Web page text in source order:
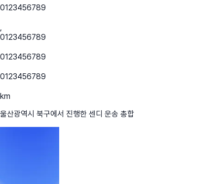
0123456789
,
0123456789
0123456789
0123456789
km
울산광역시 북구에서 진행한 센디 운송 총합